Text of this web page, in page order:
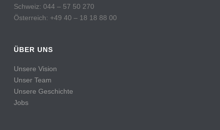
Schweiz: 044 – 57 50 270
Österreich: +49 40 – 18 18 88 00
ÜBER UNS
Unsere Vision
Unser Team
Unsere Geschichte
Jobs